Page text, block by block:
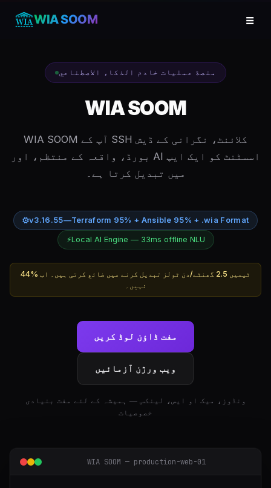
WIA SOOM ☰
منصة عمليات خادم الذكاء الاصطناعي
WIA SOOM
WIA SOOM آپ کے SSH کلائنٹ، نگرانی کے ڈیش
بورڈ، واقعہ کے منتظم، اور AI اسسٹنٹ کو ایک ایپ
میں تبدیل کرتا ہے۔
⚙v3.16.55—Terraform 95% + Ansible 95% + .wia Format
⚡Local AI Engine — 33ms offline NLU
44% ٹیمیں 2.5 گھنٹے/دن ٹولز تبدیل کرنے میں ضائع کرتی ہیں۔ اب
نہیں۔
مفت ڈاؤن لوڈ کریں
ویب ورژن آزمائیں
ونڈوز، میک او ایس، لینکس — ہمیشہ کے لئے مفت بنیادی
خصوصیات
WIA SOOM — production-web-01